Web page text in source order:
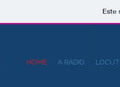
Este
HOME A RÁDIO